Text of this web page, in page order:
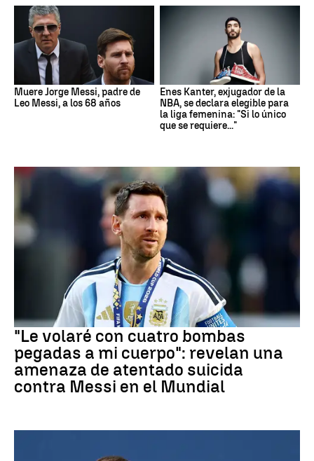
Muere Jorge Messi, padre de
Leo Messi, a los 68 años
Enes Kanter, exjugador de la
NBA, se declara elegible para
la liga femenina: "Si lo único
que se requiere..."
Mundial 2026
"Le volaré con cuatro bombas
pegadas a mi cuerpo": revelan una
amenaza de atentado suicida
contra Messi en el Mundial